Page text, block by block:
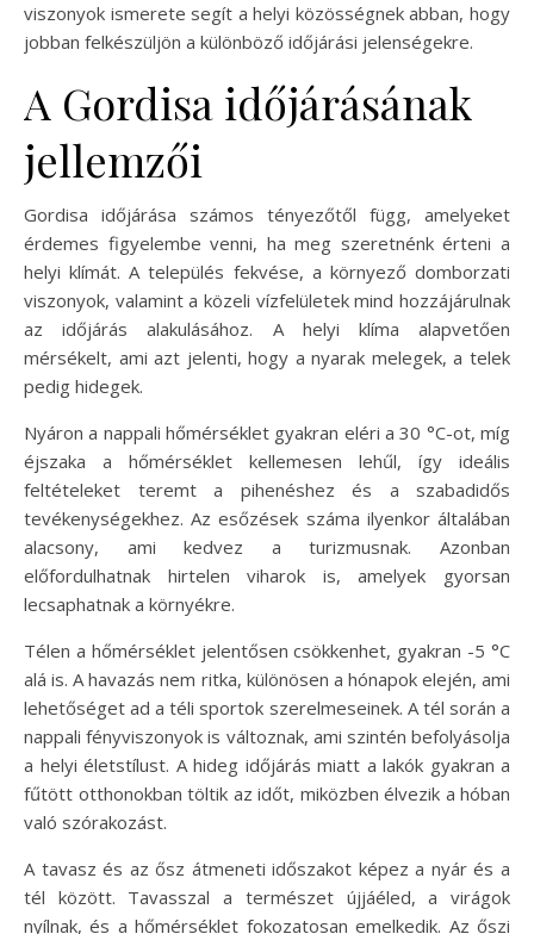
viszonyok ismerete segít a helyi közösségnek abban, hogy
jobban felkészüljön a különböző időjárási jelenségekre.
A Gordisa időjárásának
jellemzői
Gordisa időjárása számos tényezőtől függ, amelyeket
érdemes figyelembe venni, ha meg szeretnénk érteni a
helyi klímát. A település fekvése, a környező domborzati
viszonyok, valamint a közeli vízfelületek mind hozzájárulnak
az időjárás alakulásához. A helyi klíma alapvetően
mérsékelt, ami azt jelenti, hogy a nyarak melegek, a telek
pedig hidegek.
Nyáron a nappali hőmérséklet gyakran eléri a 30 °C-ot, míg
éjszaka a hőmérséklet kellemesen lehűl, így ideális
feltételeket teremt a pihenéshez és a szabadidős
tevékenységekhez. Az esőzések száma ilyenkor általában
alacsony, ami kedvez a turizmusnak. Azonban
előfordulhatnak hirtelen viharok is, amelyek gyorsan
lecsaphatnak a környékre.
Télen a hőmérséklet jelentősen csökkenhet, gyakran -5 °C
alá is. A havazás nem ritka, különösen a hónapok elején, ami
lehetőséget ad a téli sportok szerelmeseinek. A tél során a
nappali fényviszonyok is változnak, ami szintén befolyásolja
a helyi életstílust. A hideg időjárás miatt a lakók gyakran a
fűtött otthonokban töltik az időt, miközben élvezik a hóban
való szórakozást.
A tavasz és az ősz átmeneti időszakot képez a nyár és a
tél között. Tavasszal a természet újjáéled, a virágok
nyílnak, és a hőmérséklet fokozatosan emelkedik. Az őszi